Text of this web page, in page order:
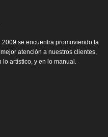
se encuentra promoviendo la
atención a nuestros clientes,
artístico, y en lo manual.